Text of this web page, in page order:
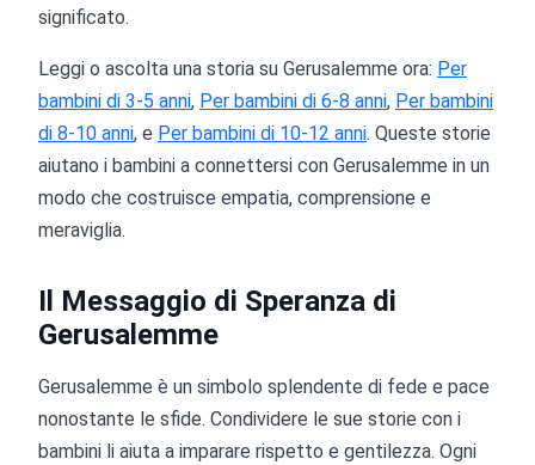
significato.
Leggi o ascolta una storia su Gerusalemme ora: Per
bambini di 3-5 anni, Per bambini di 6-8 anni, Per bambini
di 8-10 anni, e Per bambini di 10-12 anni. Queste storie
aiutano i bambini a connettersi con Gerusalemme in un
modo che costruisce empatia, comprensione e
meraviglia.
Il Messaggio di Speranza di
Gerusalemme
Gerusalemme è un simbolo splendente di fede e pace
nonostante le sfide. Condividere le sue storie con i
bambini li aiuta a imparare rispetto e gentilezza. Ogni